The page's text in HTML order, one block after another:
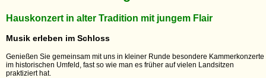
Hauskonzert in alter Tradition mit jungem Flair
Musik erleben im Schloss
Genießen Sie gemeinsam mit uns in kleiner Runde besondere Kammerkonzerte
im historischen Umfeld, fast so wie man es früher auf vielen Landsitzen
praktiziert hat.